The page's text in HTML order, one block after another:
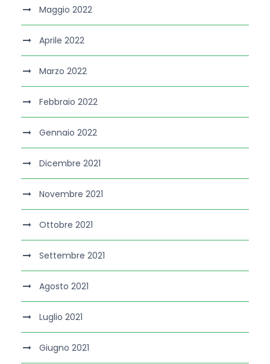
Maggio 2022
Aprile 2022
Marzo 2022
Febbraio 2022
Gennaio 2022
Dicembre 2021
Novembre 2021
Ottobre 2021
Settembre 2021
Agosto 2021
Luglio 2021
Giugno 2021